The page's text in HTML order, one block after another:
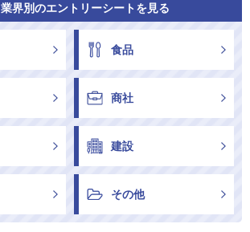
業界別のエントリーシートを見る
食品
商社
建設
その他